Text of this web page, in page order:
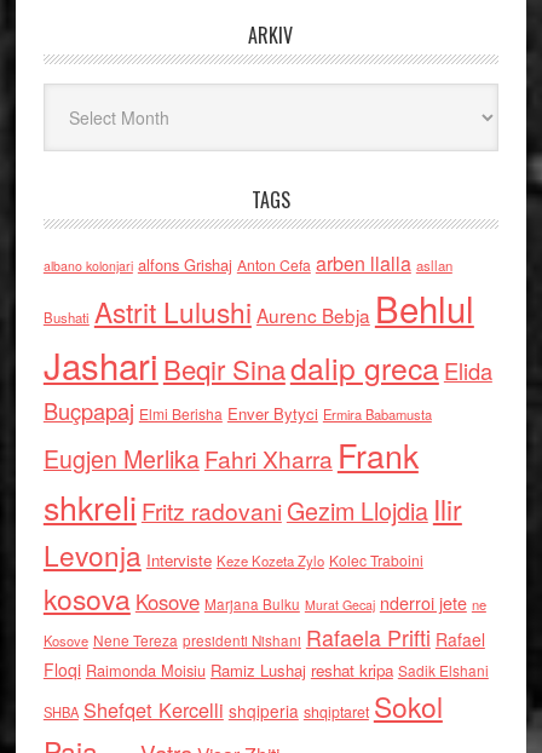
ARKIV
TAGS
albano kolonjari alfons Grishaj Anton Cefa arben llalla asllan
Bushati Astrit Lulushi Aurenc Bebja Behlul
Jashari Beqir Sinadalip grecaElida
Buçpapaj Elmi Berisha Enver Bytyci Ermira Babamusta
Eugjen MerlikaFahri Xharra Frank
shkreli Fritz radovaniGezim Llojdia Ilir
Levonja Interviste Keze Kozeta Zylo Kolec Traboini
kosova Kosove Marjana Bulku Murat Gecaj nderroi jete ne
Kosove Nene Tereza presidenti Nishani Rafaela Prifti Rafael
Floqi Raimonda Moisiu Ramiz Lushaj reshat kripa Sadik Elshani
SHBA Shefqet Kercelli shqiperia shqiptaret Sokol